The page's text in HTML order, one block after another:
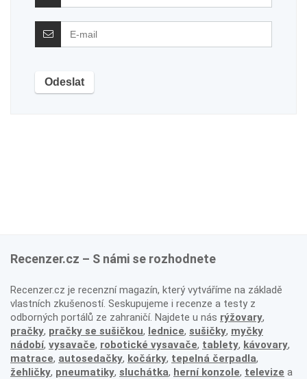
Recenzer.cz – S námi se rozhodnete
Recenzer.cz je recenzní magazín, který vytváříme na základě
vlastních zkušeností. Seskupujeme i recenze a testy z
odborných portálů ze zahraničí. Najdete u nás rýžovary,
pračky, pračky se sušičkou, lednice, sušičky, myčky
nádobí, vysavače, robotické vysavače, tablety, kávovary,
matrace, autosedačky, kočárky, tepelná čerpadla,
žehličky, pneumatiky, sluchátka, herní konzole, televize a